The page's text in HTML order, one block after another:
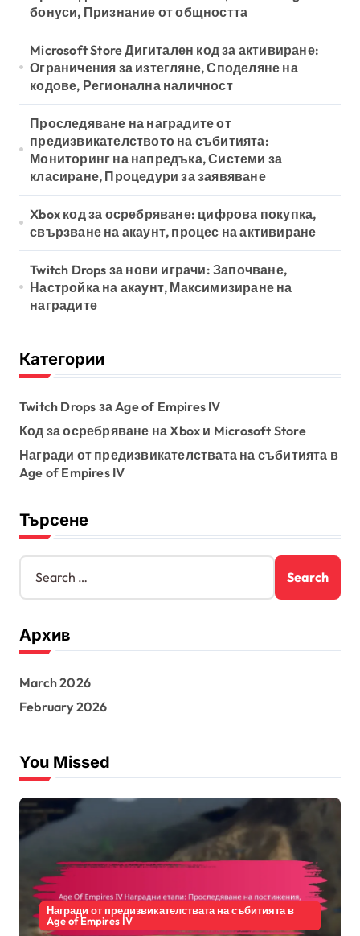
бонуси, Признание от общността
Microsoft Store Дигитален код за активиране:
Ограничения за изтегляне, Споделяне на
кодове, Регионална наличност
Проследяване на наградите от
предизвикателството на събитията:
Мониторинг на напредъка, Системи за
класиране, Процедури за заявяване
Xbox код за осребряване: цифрова покупка,
свързване на акаунт, процес на активиране
Twitch Drops за нови играчи: Започване,
Настройка на акаунт, Максимизиране на
наградите
Категории
Twitch Drops за Age of Empires IV
Код за осребряване на Xbox и Microsoft Store
Награди от предизвикателствата на събитията в
Age of Empires IV
Търсене
S
a
c
h
o
r
Архив
March 2026
February 2026
You Missed
Награди от предизвикателствата на събитията в
Age of Empires IV